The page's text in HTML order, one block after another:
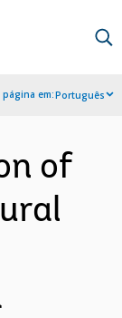
página em:Português
of